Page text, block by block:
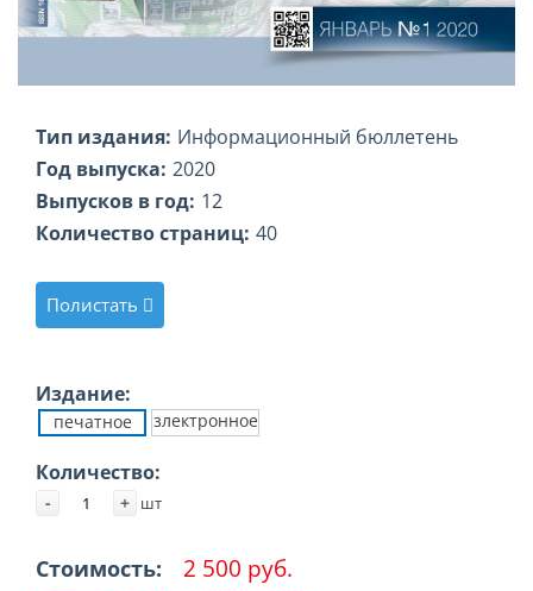
Тип издания: Информационный бюллетень
Год выпуска: 2020
Выпусков в год: 12
Количество страниц: 40
Полистать
Издание:
печатное злектронное
Количество:
- + шт
Стоимость: 2 500 руб.